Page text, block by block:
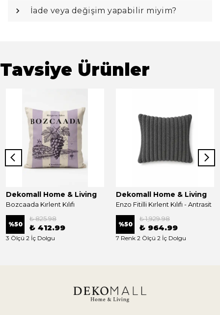
İade veya değişim yapabilir miyim?
Tavsiye Ürünler
Dekomall Home & Living
Bozcaada Kırlent Kılıfı
%50
₺ 825.98
₺ 412.99
3 Ölçü 2 İç Dolgu
Dekomall Home & Living
Enzo Fitilli Kırlent Kılıfı - Antrasit
%50
₺ 1,929.98
₺ 964.99
7 Renk 2 Ölçü 2 İç Dolgu